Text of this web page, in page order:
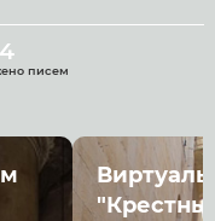
писем